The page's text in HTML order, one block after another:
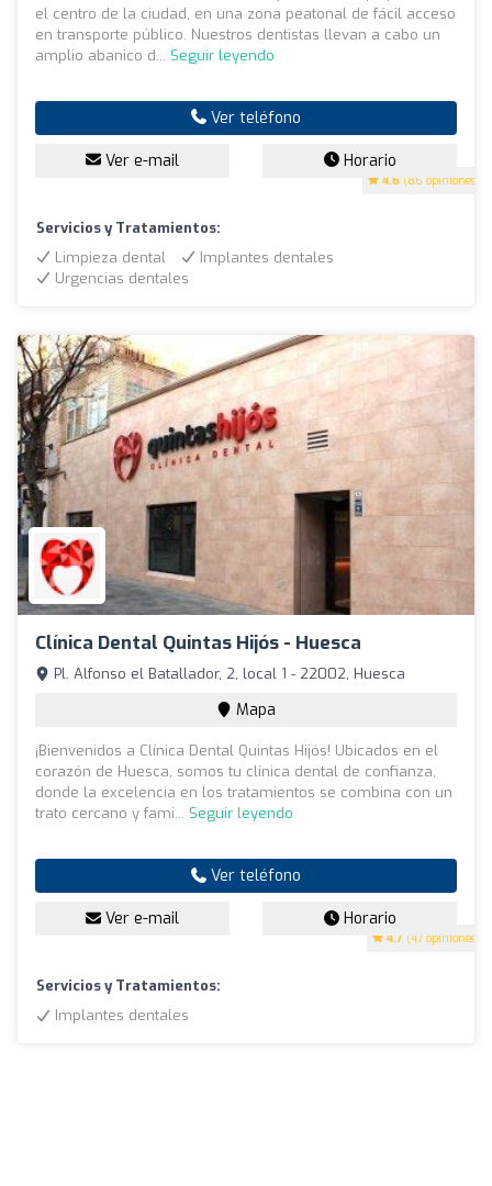
4.6 (86 opiniones)
el centro de la ciudad, en una zona peatonal de fácil acceso
en transporte público. Nuestros dentistas llevan a cabo un
amplio abanico d... Seguir leyendo
Ver teléfono
Ver e-mail Horario
Servicios y Tratamientos:
Limpieza dental
Implantes dentales
Urgencias dentales
Clínica Dental Quintas Hijós - Huesca
4.7 (47 opiniones)
Pl. Alfonso el Batallador, 2, local 1 - 22002, Huesca
Mapa
¡Bienvenidos a Clínica Dental Quintas Hijós! Ubicados en el
corazón de Huesca, somos tu clínica dental de confianza,
donde la excelencia en los tratamientos se combina con un
trato cercano y fami... Seguir leyendo
Ver teléfono
Ver e-mail Horario
Servicios y Tratamientos:
Implantes dentales